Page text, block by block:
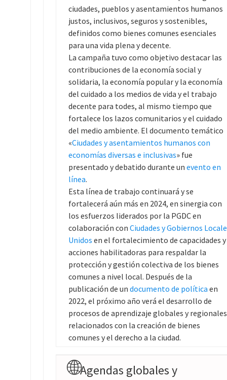
ciudades, pueblos y asentamientos humanos
justos, inclusivos, seguros y sostenibles,
definidos como bienes comunes esenciales
para una vida plena y decente.
La campaña tuvo como objetivo destacar las
contribuciones de la economía social y
solidaria, la economía popular y la economía
del cuidado a los medios de vida y el trabajo
decente para todes, al mismo tiempo que
fortalece los lazos comunitarios y el cuidado
del medio ambiente. El documento temático
«Ciudades y asentamientos humanos con
economías diversas e inclusivas» fue
presentado y debatido durante un evento en
línea.
Esta línea de trabajo continuará y se
fortalecerá aún más en 2024, en sinergia con
los esfuerzos liderados por la PGDC en
colaboración con Ciudades y Gobiernos
Unidos en el fortalecimiento de capacidades y
acciones habilitadoras para respaldar la
protección y gestión colectiva de los bienes
comunes a nivel local. Después de la
publicación de un documento de política en
2022, el próximo año verá el desarrollo de
procesos de aprendizaje globales y regionales
relacionados con la creación de bienes
comunes y el derecho a la ciudad.
🌐Agendas globales y